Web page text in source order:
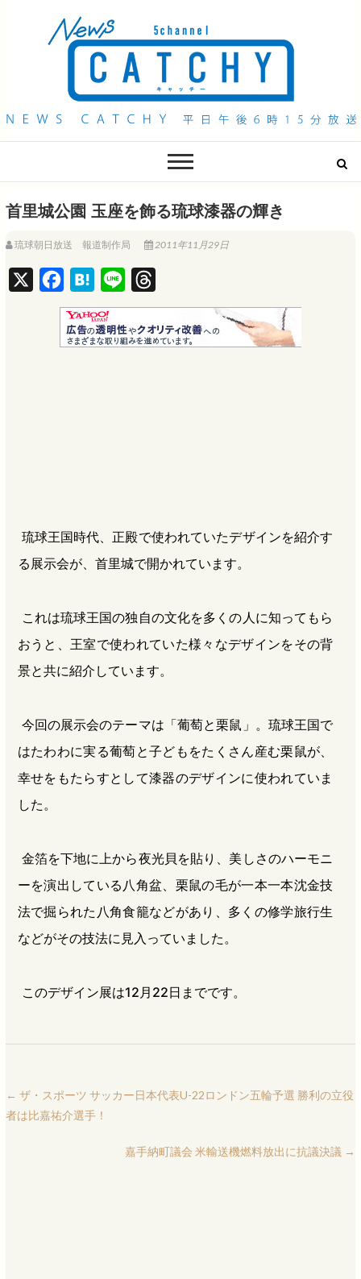
QAB NEWS Headline
首里城公園 玉座を飾る琉球漆器の輝き
琉球朝日放送 報道制作局 2011年11月29日
a
c
e
H
a
t
e
i
n
e
h
r
e
琉球王国時代、正殿で使われていたデザインを紹介す
る展示会が、首里城で開かれています。
これは琉球王国の独自の文化を多くの人に知ってもら
おうと、王室で使われていた様々なデザインをその背
景と共に紹介しています。
今回の展示会のテーマは「葡萄と栗鼠」。琉球王国で
はたわわに実る葡萄と子どもをたくさん産む栗鼠が、
幸せをもたらすとして漆器のデザインに使われていま
した。
金箔を下地に上から夜光貝を貼り、美しさのハーモニ
ーを演出している八角盆、栗鼠の毛が一本一本沈金技
法で掘られた八角食籠などがあり、多くの修学旅行生
などがその技法に見入っていました。
このデザイン展は12月22日までです。
← ザ・スポーツ サッカー日本代表U-22ロンドン五輪予選 勝利の立役
者は比嘉祐介選手！
嘉手納町議会 米輸送機燃料放出に抗議決議 →